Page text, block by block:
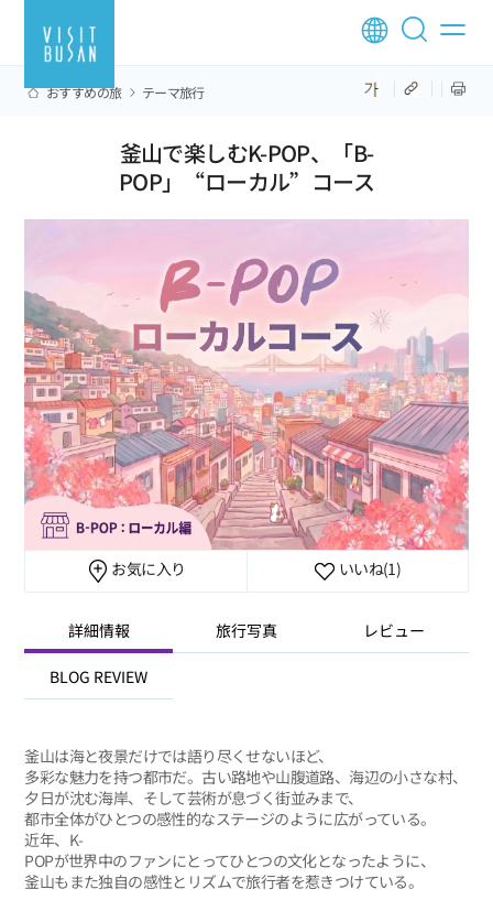
おすすめの旅 テーマ旅行
釜山で楽しむK-POP、「B-
POP」“ローカル”コース
お気に入り いいね(1)
詳細情報 旅行写真 レビュー
BLOG REVIEW
釜山は海と夜景だけでは語り尽くせないほど、
多彩な魅力を持つ都市だ。古い路地や山腹道路、海辺の小さな村、
夕日が沈む海岸、そして芸術が息づく街並みまで、
都市全体がひとつの感性的なステージのように広がっている。
近年、K-
POPが世界中のファンにとってひとつの文化となったように、
釜山もまた独自の感性とリズムで旅行者を惹きつけている。